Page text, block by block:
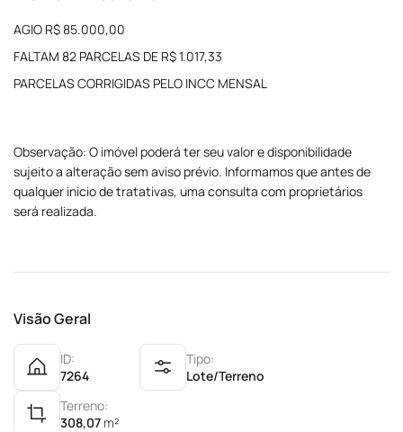
AGIO R$ 85.000,00
FALTAM 82 PARCELAS DE R$ 1.017,33
PARCELAS CORRIGIDAS PELO INCC MENSAL
Observação: O imóvel poderá ter seu valor e disponibilidade
sujeito a alteração sem aviso prévio. Informamos que antes de
qualquer inicio de tratativas, uma consulta com proprietários
será realizada.
Visão Geral
ID:
7264
Tipo:
Lote/Terreno
Terreno:
308,07 m²